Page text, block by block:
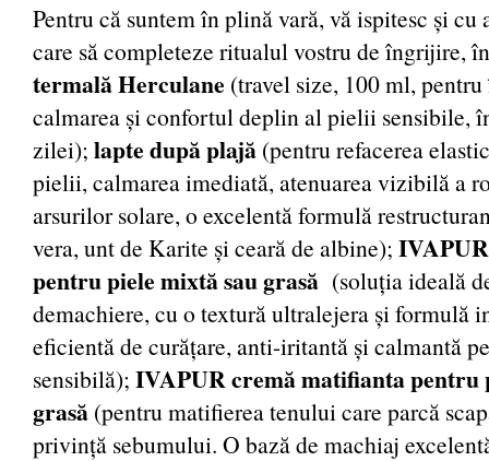
Pentru că suntem în plină vară, vă ispitesc și cu
care să completeze ritualul vostru de îngrijire,
termală Herculane (travel size, 100 ml,
calmarea și confortul deplin al pielii sensibile,
zilei); lapte după plajă (pentru refacerea
pielii, calmarea imediată, atenuarea vizibilă a
arsurilor solare, o excelentă formulă
vera, unt de Karite și ceară de albine);
pentru piele mixtă sau grasă (soluția ideală
demachiere, cu o textură ultralejera și formulă
eficientă de curățare, anti-iritantă și calmantă
sensibilă); IVAPUR cremă matifianta pentru
grasă (pentru matifierea tenului care parcă
privință sebumului. O bază de machiaj